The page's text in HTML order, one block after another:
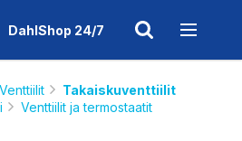
DahlShop 24/7
Venttiilit
Takaiskuventtiilit
Venttiilit ja termostaatit